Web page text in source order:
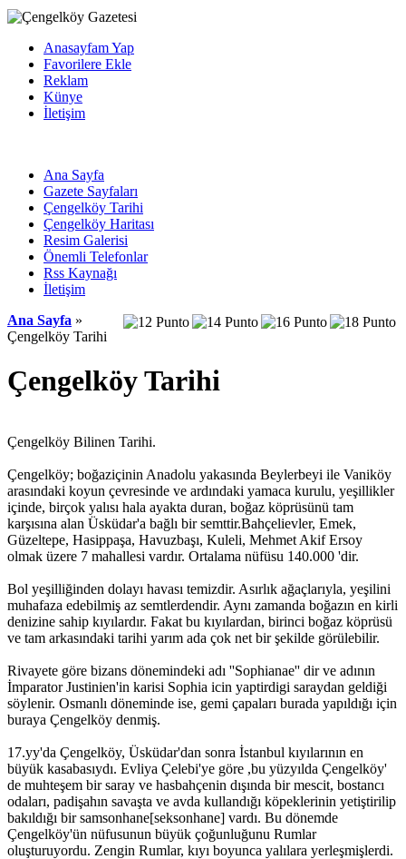
Anasayfam Yap
Favorilere Ekle
Reklam
Künye
İletişim
Ana Sayfa
Gazete Sayfaları
Çengelköy Tarihi
Çengelköy Haritası
Resim Galerisi
Önemli Telefonlar
Rss Kaynağı
İletişim
Ana Sayfa »
Çengelköy Tarihi
Çengelköy Tarihi
Çengelköy Bilinen Tarihi.
Çengelköy; boğaziçinin Anadolu yakasında Beylerbeyi ile Vaniköy
arasındaki koyun çevresinde ve ardındaki yamaca kurulu, yeşillikler
içinde, birçok yalısı hala ayakta duran, boğaz köprüsünü tam
karşısına alan Üsküdar'a bağlı bir semttir.Bahçelievler, Emek,
Güzeltepe, Hasippaşa, Havuzbaşı, Kuleli, Mehmet Akif Ersoy
olmak üzere 7 mahallesi vardır. Ortalama nüfüsu 140.000 'dir.
Bol yeşilliğinden dolayı havası temizdir. Asırlık ağaçlarıyla, yeşilini
muhafaza edebilmiş az semtlerdendir. Aynı zamanda boğazın en kirli
denizine sahip kıyılardır. Fakat bu kıyılardan, birinci boğaz köprüsü
ve tam arkasındaki tarihi yarım ada çok net bir şekilde görülebilir.
Rivayete göre bizans dönemindeki adı ''Sophianae'' dir ve adının
İmparator Justinien'in karisi Sophia icin yaptirdigi saraydan geldiği
söylenir. Osmanlı döneminde ise, gemi çapaları burada yapıldığı için
buraya Çengelköy denmiş.
17.yy'da Çengelköy, Üsküdar'dan sonra İstanbul kıyılarının en
büyük kasabasıydı. Evliya Çelebi'ye göre ,bu yüzyılda Çengelköy'
de muhteşem bir saray ve hasbahçenin dışında bir mescit, bostancı
odaları, padişahın savaşta ve avda kullandığı köpeklerinin yetiştirilip
bakıldığı bir samsonhane[seksonhane] vardı. Bu dönemde
Çengelköy'ün nüfusunun büyük çoğunluğunu Rumlar
oluşturuyordu. Zengin Rumlar, kıyı boyunca yalılara yerleşmişlerdi.